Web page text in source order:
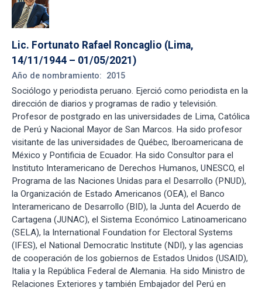
Lic. Fortunato Rafael Roncaglio (Lima,
14/11/1944 – 01/05/2021)
Año de nombramiento: 2015
Sociólogo y periodista peruano. Ejerció como periodista en la
dirección de diarios y programas de radio y televisión.
Profesor de postgrado en las universidades de Lima, Católica
de Perú y Nacional Mayor de San Marcos. Ha sido profesor
visitante de las universidades de Québec, Iberoamericana de
México y Pontificia de Ecuador. Ha sido Consultor para el
Instituto Interamericano de Derechos Humanos, UNESCO, el
Programa de las Naciones Unidas para el Desarrollo (PNUD),
la Organización de Estado Americanos (OEA), el Banco
Interamericano de Desarrollo (BID), la Junta del Acuerdo de
Cartagena (JUNAC), el Sistema Económico Latinoamericano
(SELA), la International Foundation for Electoral Systems
(IFES), el National Democratic Institute (NDI), y las agencias
de cooperación de los gobiernos de Estados Unidos (USAID),
Italia y la República Federal de Alemania. Ha sido Ministro de
Relaciones Exteriores y también Embajador del Perú en